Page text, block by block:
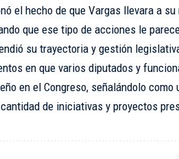
el hecho de que Vargas llevara a su
que ese tipo de acciones le
su trayectoria y gestión
en que varios diputados y
en el Congreso, señalándolo como
de iniciativas y proyectos